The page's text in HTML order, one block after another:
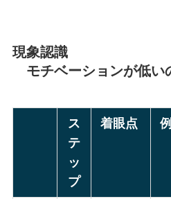
現象認識
モチベーションが低い
ス
テ
ッ
プ
着眼点 例